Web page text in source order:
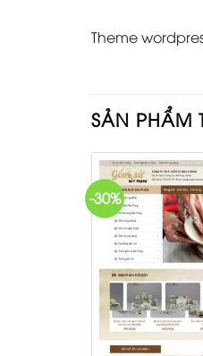
Theme
SẢN PHẨM
-30%